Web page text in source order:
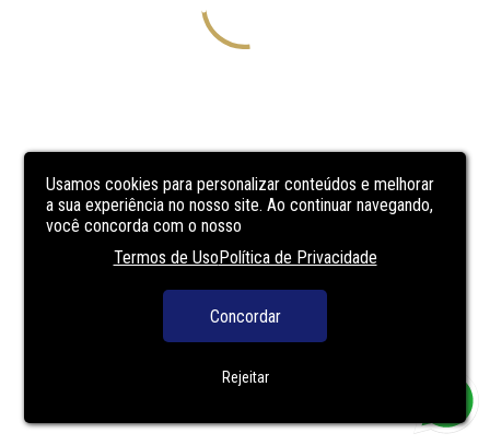
Usamos cookies para personalizar conteúdos e melhorar
a sua experiência no nosso site. Ao continuar navegando,
você concorda com o nosso
Termos de UsoPolítica de Privacidade
Concordar
Rejeitar